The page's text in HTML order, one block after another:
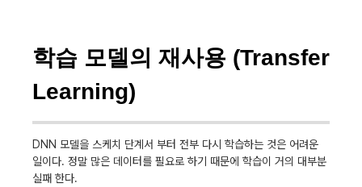
학습 모델의 재사용 (Transfer
Learning)
DNN 모델을 스케치 단계서 부터 전부 다시 학습하는 것은 어려운
일이다. 정말 많은 데이터를 필요로 하기 때문에 학습이 거의 대부분
실패 한다.